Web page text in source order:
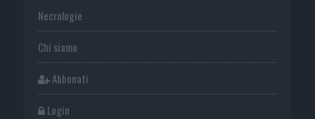
Necrologie
Chi siamo
Abbonati
Login